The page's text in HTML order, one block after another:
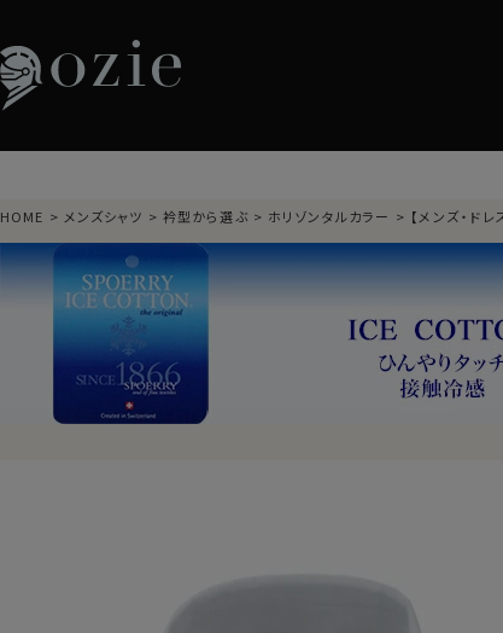
HOME メンズシャツ 衿型から選ぶ ホリゾンタルカラー 【メンズ・ド